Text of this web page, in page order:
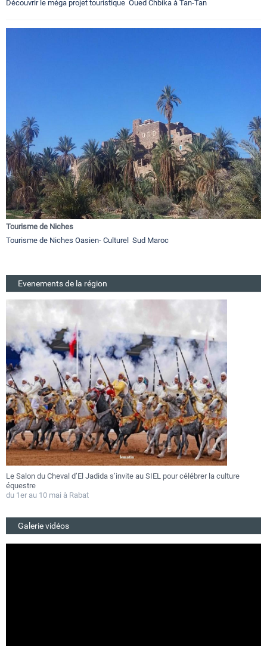
Découvrir le méga projet touristique Oued Chbika à Tan-Tan
Tourisme de Niches
Tourisme de Niches Oasien- Culturel Sud Maroc
Evenements de la région
Le Salon du Cheval d’El Jadida s’invite au SIEL pour célébrer la culture
équestre
du 1er au 10 mai à Rabat
Galerie vidéos